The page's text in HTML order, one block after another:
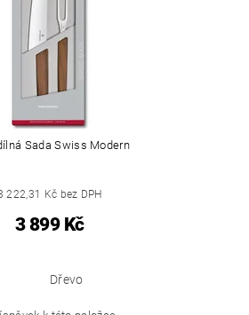
Sada Swiss Modern
222,31 Kč bez DPH
3 899 Kč
Dřevo